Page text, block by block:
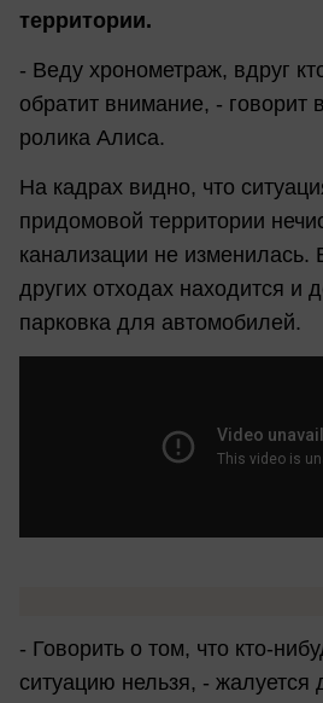
территории.
- Веду хронометраж, вдруг
обратит внимание, - говорит
ролика Алиса.
На кадрах видно, что
придомовой территории
канализации не изменилась.
других отходах находится и
парковка для автомобилей.
- Говорить о том, что кто-
ситуацию нельзя, -